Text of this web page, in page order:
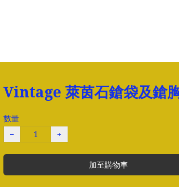
Vintage 萊茵石鎗袋及鎗
數量
−
+
加至購物車